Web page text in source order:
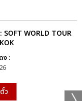
SOFT WORLD TOUR
ง :
ว